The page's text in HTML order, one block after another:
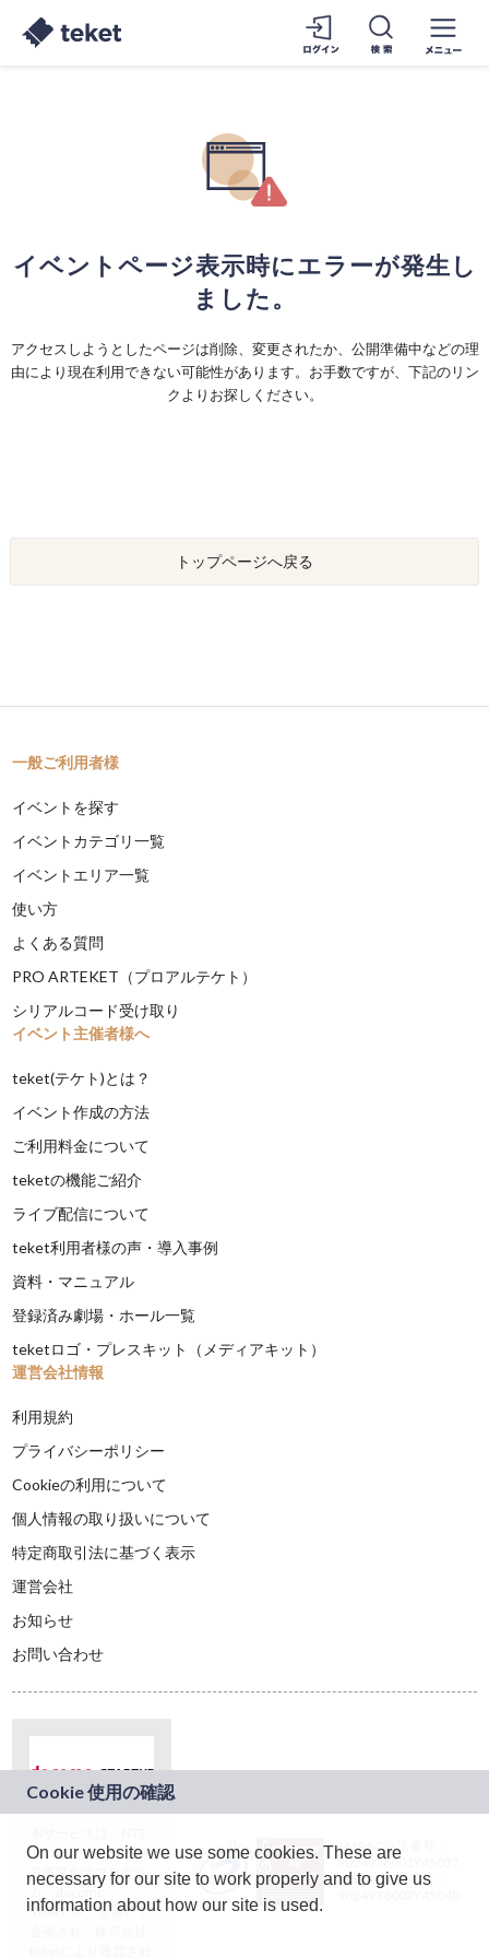
イベントページ表示時にエラーが発生し
ました。
アクセスしようとしたページは削除、変更されたか、公開準備中などの理
由により現在利用できない可能性があります。お手数ですが、下記のリン
クよりお探しください。
トップページへ戻る
一般ご利用者様
イベントを探す
イベントカテゴリ一覧
イベントエリア一覧
使い方
よくある質問
PRO ARTEKET（プロアルテケト）
シリアルコード受け取り
イベント主催者様へ
teket(テケト)とは？
イベント作成の方法
ご利用料金について
teketの機能ご紹介
ライブ配信について
teket利用者様の声・導入事例
資料・マニュアル
登録済み劇場・ホール一覧
teketロゴ・プレスキット（メディアキット）
運営会社情報
利用規約
プライバシーポリシー
Cookieの利用について
個人情報の取り扱いについて
特定商取引法に基づく表示
運営会社
お知らせ
お問い合わせ
ドコモグループの新
規事業創出プログラ
ム「docomo
STARTUP」を通じて
JASRAC許諾番号：
9024936001Y45037
JASRAC許諾番号：
On our website we use some cookies. These are
necessary for our site to work properly and to give us
information about how our site is used.